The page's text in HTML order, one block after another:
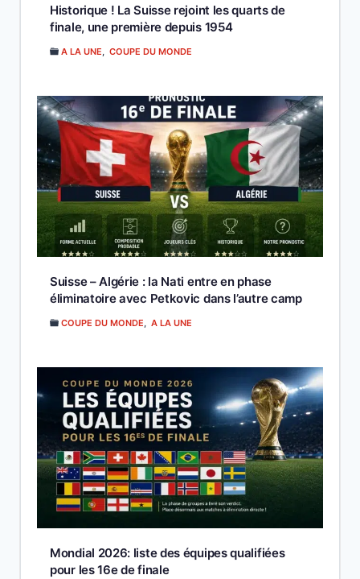
Historique ! La Suisse rejoint les quarts de
finale, une première depuis 1954
A LA UNE COUPE DU MONDE
Suisse – Algérie : la Nati entre en phase
éliminatoire avec Petkovic dans l’autre camp
COUPE DU MONDE, A LA UNE
Mondial 2026: liste des équipes qualifiées
pour les 16e de finale